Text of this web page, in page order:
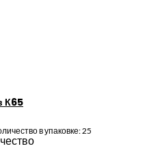
К65
в упаковке: 25